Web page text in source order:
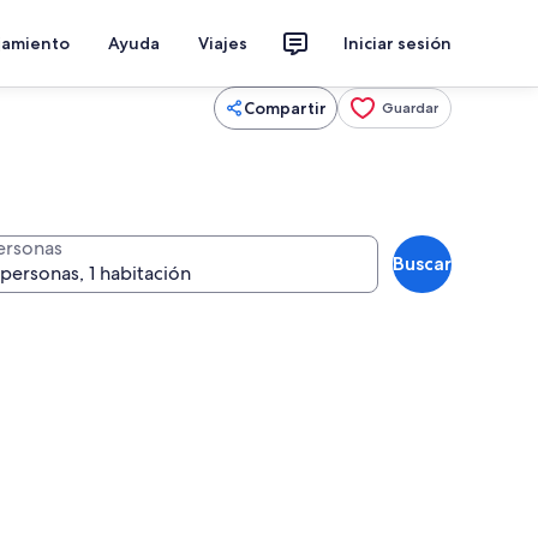
Ayuda Viajes Iniciar sesión
Compartir Guardar
Buscar